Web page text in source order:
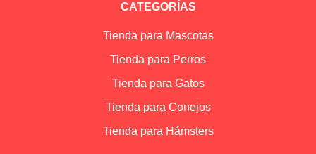
CATEGORÍAS
Tienda para Mascotas
Tienda para Perros
Tienda para Gatos
Tienda para Conejos
Tienda para Hámsters